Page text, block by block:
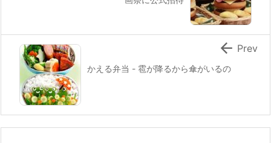
かえる弁当 - 雹が降るから傘がいるの
 Prev